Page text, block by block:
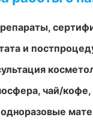
и
чай/кофе,